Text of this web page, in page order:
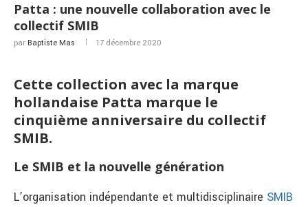
Patta : une nouvelle collaboration avec le
collectif SMIB
par Baptiste Mas 17 décembre 2020
Cette collection avec la marque
hollandaise Patta marque le
cinquième anniversaire du collectif
SMIB.
Le SMIB et la nouvelle génération
L’organisation indépendante et multidisciplinaire SMIB